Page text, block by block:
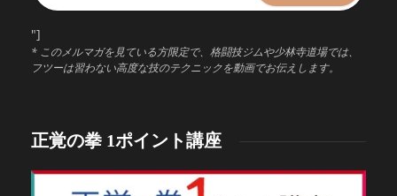
"]
* このメルマガを見ている方限定で、格闘技ジムや少林寺道場では、
フツーは習わない高度な技のテクニックを動画でお伝えします。
正覚の拳 1ポイント講座